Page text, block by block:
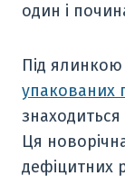
один і
Під
упакованих
Ця
дефіцитних